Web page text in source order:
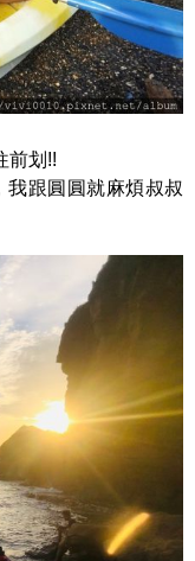
前划!!
我跟圓圓就麻煩叔叔